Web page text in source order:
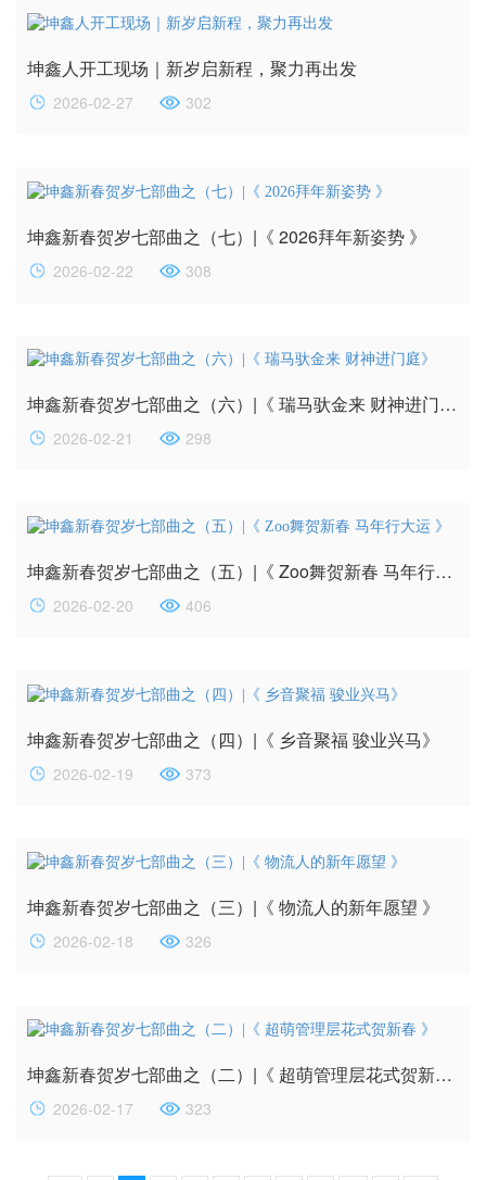
坤鑫人开工现场｜新岁启新程，聚力再出发
2026-02-27 302
坤鑫新春贺岁七部曲之（七）|《 2026拜年新姿势 》
2026-02-22 308
坤鑫新春贺岁七部曲之（六）|《 瑞马驮金来 财神进门庭》
2026-02-21 298
坤鑫新春贺岁七部曲之（五）|《 Zoo舞贺新春 马年行大运 》
2026-02-20 406
坤鑫新春贺岁七部曲之（四）|《 乡音聚福 骏业兴马》
2026-02-19 373
坤鑫新春贺岁七部曲之（三）|《 物流人的新年愿望 》
2026-02-18 326
坤鑫新春贺岁七部曲之（二）|《 超萌管理层花式贺新春 》
2026-02-17 323